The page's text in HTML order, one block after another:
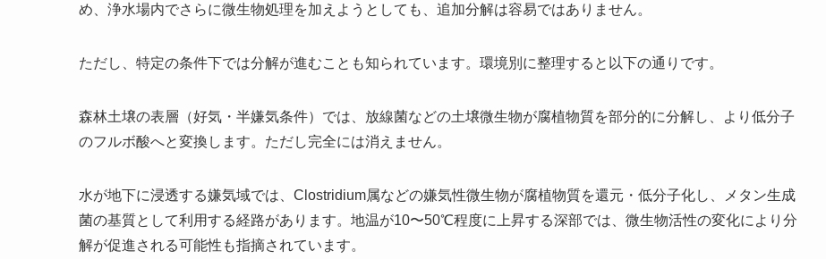
め、浄水場内でさらに微生物処理を加えようとしても、追加分解は容易ではありません。
ただし、特定の条件下では分解が進むことも知られています。環境別に整理すると以下の通りです。
森林土壌の表層（好気・半嫌気条件）では、放線菌などの土壌微生物が腐植物質を部分的に分解し、より低分子
のフルボ酸へと変換します。ただし完全には消えません。
水が地下に浸透する嫌気域では、Clostridium属などの嫌気性微生物が腐植物質を還元・低分子化し、メタン生成
菌の基質として利用する経路があります。地温が10〜50℃程度に上昇する深部では、微生物活性の変化により分
解が促進される可能性も指摘されています。